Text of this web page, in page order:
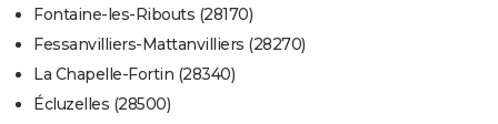
Fontaine-les-Ribouts (28170)
Fessanvilliers-Mattanvilliers (28270)
La Chapelle-Fortin (28340)
Écluzelles (28500)